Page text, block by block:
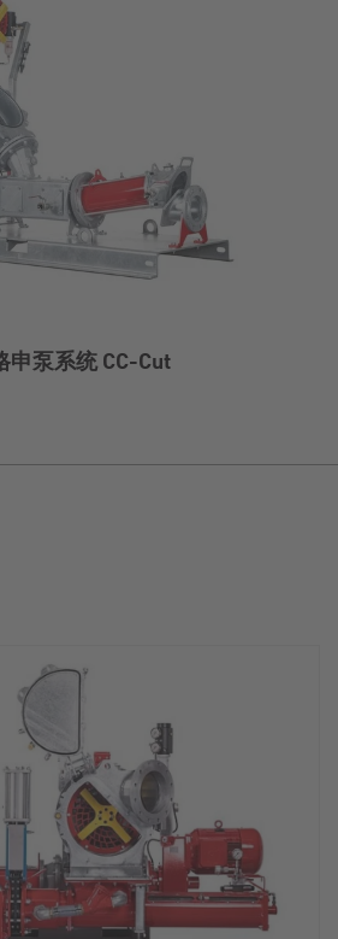
申泵系统 CC-Cut